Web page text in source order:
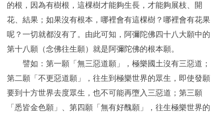
的根，因為有樹根，這棵樹才能夠生長，才能夠展枝、開
花、結果；如果沒有根本，哪裡會有這棵樹？哪裡會有花果
呢？一切就都沒有了。由此可知，阿彌陀佛四十八大願中的
第十八願（念佛往生願）就是阿彌陀佛的根本願。
譬如：第一願「無三惡道願」，極樂國土沒有三惡道；
第二願「不更惡道願」，往生到極樂世界的眾生，即使發願
要到十方世界去度眾生，也不可能再墮入三惡道；第三願
「悉皆金色願」、第四願「無有好醜願」，往生極樂世界的